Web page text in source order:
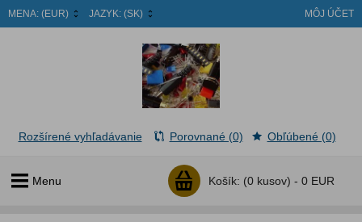
MENA: (EUR) JAZYK: (SK) MÔJ ÚČET
Menu Košík: (0 kusov) - 0 EUR
Rozšírené vyhľadávanie Porovnané (0) Obľúbené (0)